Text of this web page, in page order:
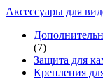
Аксессуары для
(7)
Защита для
Крепления